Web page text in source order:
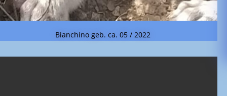
Bianchino geb. ca. 05 / 2022